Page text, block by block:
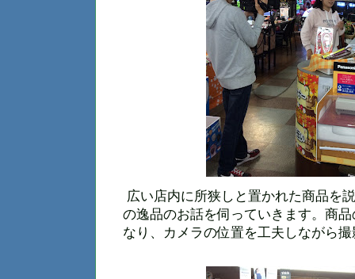
広い店内に所狭しと置かれた商品を
の逸品のお話を伺っていきます。商
なり、カメラの位置を工夫しながら